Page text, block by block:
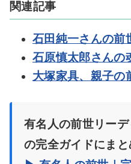
関連記事
石田純一さんの前
石原慎太郎さんの
大塚家具、親子の
有名人の前世リー
の完全ガイドにまと